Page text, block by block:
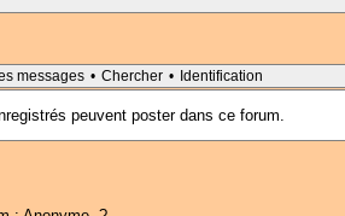
messages • Chercher • Identification
peuvent poster dans ce forum.